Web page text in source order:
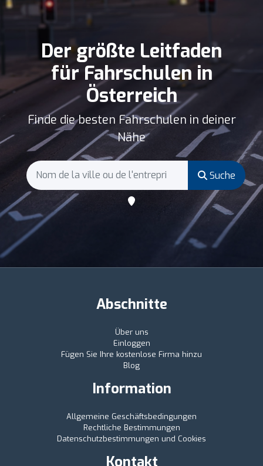
Der größte Leitfaden
für Fahrschulen in
Österreich
Finde die besten Fahrschulen in deiner
Nähe
Suche
Abschnitte
Über uns
Einloggen
Fügen Sie Ihre kostenlose Firma hinzu
Blog
Information
Allgemeine Geschäftsbedingungen
Rechtliche Bestimmungen
Datenschutzbestimmungen und Cookies
Kontakt